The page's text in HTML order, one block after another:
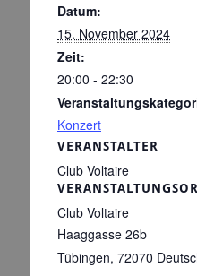
Datum:
15. November 2024
Zeit:
20:00 - 22:30
Konzert
Club Voltaire
Haaggasse 26b
Tübingen, 72070
VERANSTALTER
Club Voltaire